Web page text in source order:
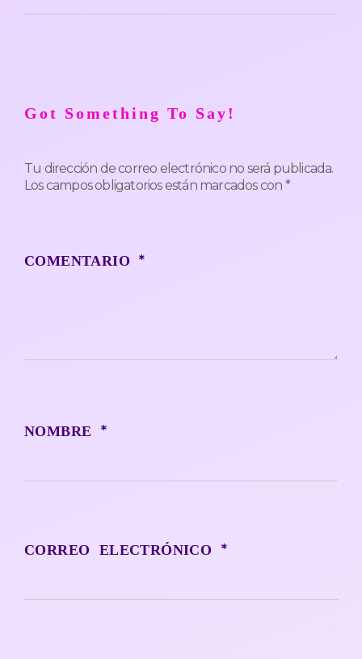
Got Something To Say!
Tu dirección de correo electrónico no será publicada.
Los campos obligatorios están marcados con *
COMENTARIO*
NOMBRE *
CORREO ELECTRÓNICO *